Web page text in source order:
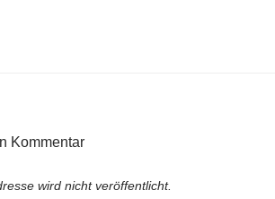
Kommentar
wird nicht veröffentlicht.